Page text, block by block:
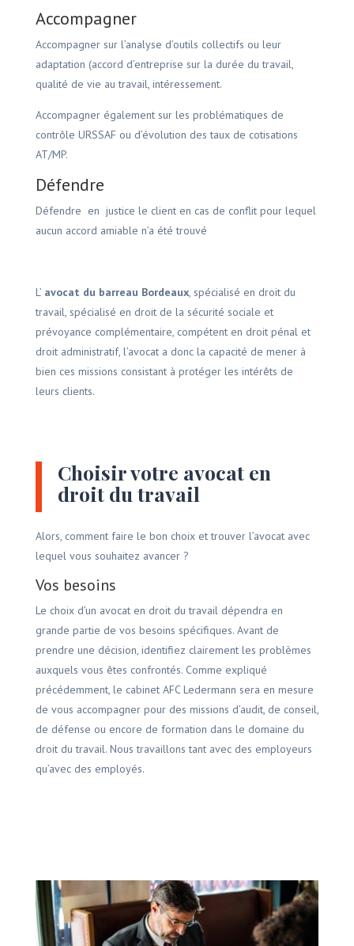
Accompagner
Accompagner sur l’analyse d’outils collectifs ou leur
adaptation (accord d’entreprise sur la durée du travail,
qualité de vie au travail, intéressement.
Accompagner également sur les problématiques de
contrôle URSSAF ou d’évolution des taux de cotisations
AT/MP.
Défendre
Défendre en justice le client en cas de conflit pour lequel
aucun accord amiable n’a été trouvé
L’ avocat du barreau Bordeaux, spécialisé en droit du
travail, spécialisé en droit de la sécurité sociale et
prévoyance complémentaire, compétent en droit pénal et
droit administratif, l’avocat a donc la capacité de mener à
bien ces missions consistant à protéger les intérêts de
leurs clients.
Choisir votre avocat en
droit du travail
Alors, comment faire le bon choix et trouver l’avocat avec
lequel vous souhaitez avancer ?
Vos besoins
Le choix d’un avocat en droit du travail dépendra en
grande partie de vos besoins spécifiques. Avant de
prendre une décision, identifiez clairement les problèmes
auxquels vous êtes confrontés. Comme expliqué
précédemment, le cabinet AFC Ledermann sera en mesure
de vous accompagner pour des missions d’audit, de conseil,
de défense ou encore de formation dans le domaine du
droit du travail. Nous travaillons tant avec des employeurs
qu’avec des employés.